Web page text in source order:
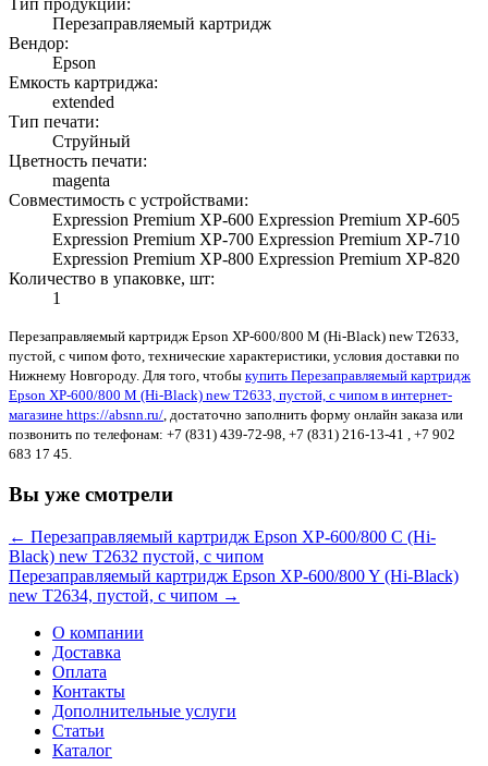
Перезаправляемый картридж
Вендор:
Epson
Емкость картриджа:
extended
Тип печати:
Струйный
Цветность печати:
magenta
Совместимость с устройствами:
Expression Premium XP-600 Expression Premium XP-605
Expression Premium XP-700 Expression Premium XP-710
Expression Premium XP-800 Expression Premium XP-820
Количество в упаковке, шт:
1
Перезаправляемый картридж Epson XP-600/800 M (Hi-Black) new T2633,
пустой, с чипом фото, технические характеристики, условия доставки по
Нижнему Новгороду. Для того, чтобы купить Перезаправляемый картридж
Epson XP-600/800 M (Hi-Black) new T2633, пустой, с чипом в интернет-
магазине https://absnn.ru/ , достаточно заполнить форму онлайн заказа или
позвонить по телефонам: +7 (831) 439-72-98, +7 (831) 216-13-41 , +7 902
683 17 45.
Вы уже смотрели
← Перезаправляемый картридж Epson XP-600/800 C (Hi-
Black) new T2632 пустой, с чипом
Перезаправляемый картридж Epson XP-600/800 Y (Hi-Black)
new T2634, пустой, с чипом →
О компании
Доставка
Оплата
Контакты
Дополнительные услуги
Статьи
Каталог